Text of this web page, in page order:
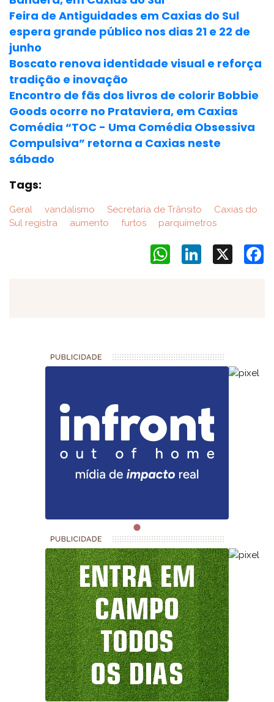
Feira de Antiguidades em Caxias do Sul
espera grande público nos dias 21 e 22 de
junho
Boscato renova identidade visual e reforça
tradição e inovação
Encontro de fãs dos livros de colorir Bobbie
Goods ocorre no Prataviera, em Caxias
Comédia “TOC - Uma Comédia Obsessiva
Compulsiva” retorna a Caxias neste
sábado
Tags:
Geral vandalismo Secretaria de Trânsito
Caxias do
Sul registra
aumento furtos parquímetros
LinkedIn
WhatsApp